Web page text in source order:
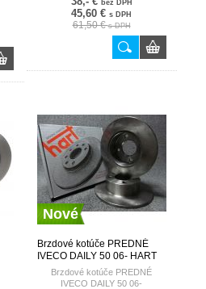
bez DPH
45,60 € s DPH
61,50 €s DPH
Nové
Brzdové kotúče PREDNÉ
IVECO DAILY 50 06- HART
Brzdové kotúče PREDNÉ
IVECO DAILY 50 06-